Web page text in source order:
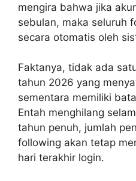
mengira bahwa jika
sebulan, maka seluruh
secara otomatis oleh
Faktanya, tidak ada
tahun 2026 yang
sementara memiliki
Entah menghilang
tahun penuh, jumlah
following akan tetap
hari terakhir login.